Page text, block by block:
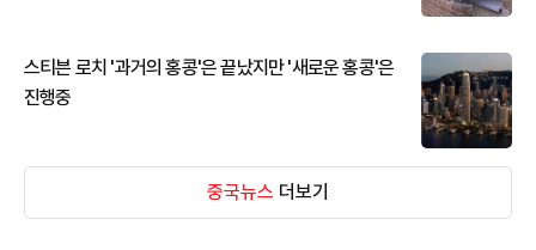
스티븐 로치 '과거의 홍콩'은 끝났지만 '새로운 홍콩'은
진행중
중국뉴스 더보기